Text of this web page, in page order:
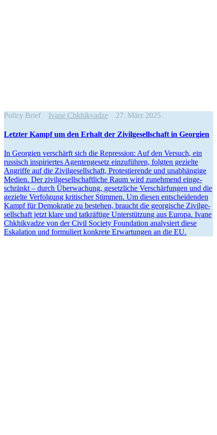
Policy Brief Ivane Chkhikvadze 27. März 2025
Letzter Kampf um den Erhalt der Zivil­ge­sell­schaft in Georgien
In Georgien verschärft sich die Repression: Auf den Versuch, ein
russisch inspi­riertes Agenten­gesetz einzu­führen, folgten gezielte
Angriffe auf die Zivil­ge­sell­schaft, Protes­tie­rende und unabhängige
Medien. Der zivil­ge­sell­schaft­liche Raum wird zunehmend einge­
schränkt – durch Überwa­chung, gesetz­liche Verschär­fungen und die
gezielte Verfolgung kriti­scher Stimmen. Um diesen entschei­denden
Kampf für Demokratie zu bestehen, braucht die georgische Zivil­ge­
sell­schaft jetzt klare und tatkräftige Unter­stützung aus Europa. Ivane
Chkhik­vadze von der Civil Society Foundation analy­siert diese
Eskalation und formu­liert konkrete Erwar­tungen an die EU.